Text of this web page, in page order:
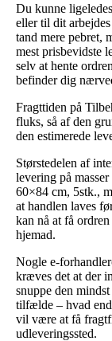
Du kunne
eller til dit
tand mere pebret,
mest prisbevidste
selv at hente
befinder dig
Fragttiden på
fluks, så af den
den estimerede
Størstedelen af
levering på
60×84 cm, 5stk.,
at handlen laves
kan nå at få
hjemad.
Nogle e-
kræves det at der
snuppe den
tilfælde – hvad
vil være at få
udleveringssted.